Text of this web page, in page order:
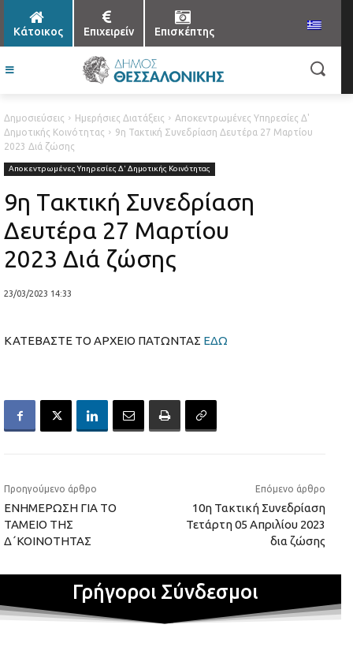
Κάτοικος Επιχειρείν Επισκέπτης
Δημοσιεύσεις Ημερήσιες Διατάξεις
Αποκεντρωμένες Υπηρεσίες Δ'
Δημοτικής Κοινότητας
9η Τακτική Συνεδρίαση Δευτέρα 27 Μαρτίου
2023 Διά ζώσης
Αποκεντρωμένες Υπηρεσίες Δ' Δημοτικής Κοινότητας
9η Τακτική Συνεδρίαση
Δευτέρα 27 Μαρτίου
2023 Διά ζώσης
23/03/2023 14:33
ΚΑΤΕΒΑΣΤΕ ΤΟ ΑΡΧΕΙΟ ΠΑΤΩΝΤΑΣ ΕΔΩ
Προηγούμενο άρθρο
ΕΝΗΜΕΡΩΣΗ ΓΙΑ ΤΟ
ΤΑΜΕΙΟ ΤΗΣ
Δ΄ΚΟΙΝΟΤΗΤΑΣ
Επόμενο άρθρο
10η Τακτική Συνεδρίαση
Τετάρτη 05 Aπριλίου 2023
δια ζώσης
Γρήγοροι Σύνδεσμοι